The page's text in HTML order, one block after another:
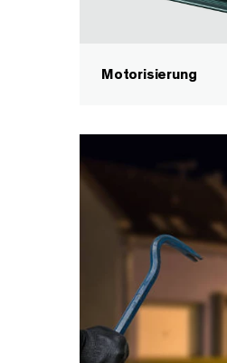
Motorisierung